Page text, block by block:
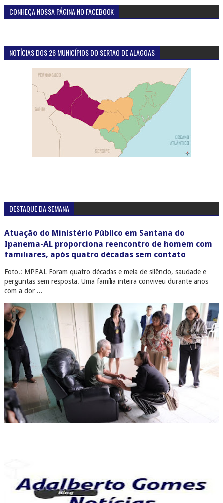
CONHEÇA NOSSA PÁGINA NO FACEBOOK
NOTÍCIAS DOS 26 MUNICÍPIOS DO SERTÃO DE ALAGOAS
DESTAQUE DA SEMANA
Atuação do Ministério Público em Santana do
Ipanema-AL proporciona reencontro de homem com
familiares, após quatro décadas sem contato
Foto.: MPEAL Foram quatro décadas e meia de silêncio, saudade e
perguntas sem resposta. Uma família inteira conviveu durante anos
com a dor ...